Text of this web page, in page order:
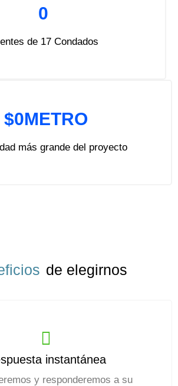
0
de 17 Condados
$0METRO
más grande del proyecto
de elegirnos
instantánea
y responderemos a su